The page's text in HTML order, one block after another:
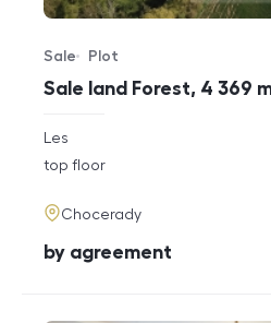
Sale land Forest, 4 369
Offer type
Sale
Property type
Plot
rozměry
disposition
Les
funkce
top floor
adresa
Chocerady
cena
by agreement